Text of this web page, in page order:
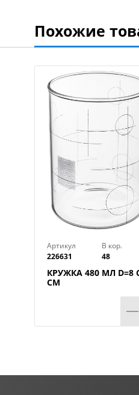
Похожие
Артикул
226631
В кор.
48
КРУЖКА 480 МЛ D=8
СМ